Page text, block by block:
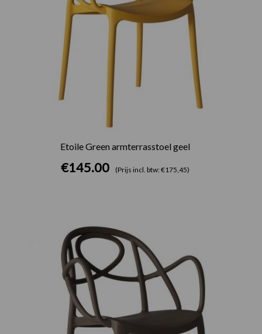
Etoile Green armterrasstoel geel
€145.00 (Prijs incl. btw: €175,45)